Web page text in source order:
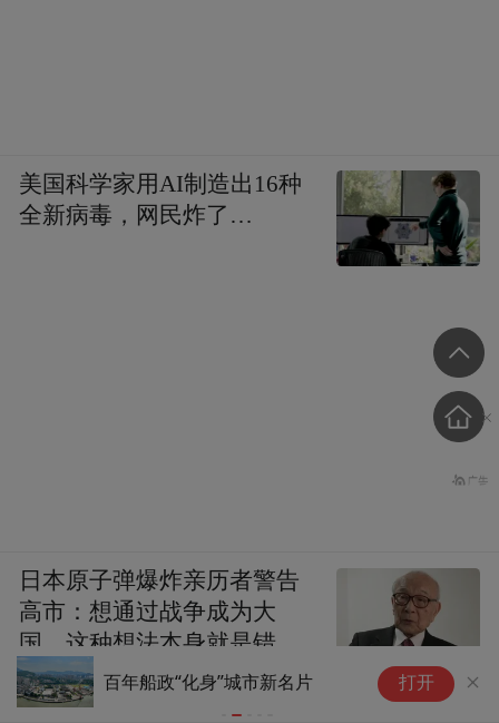
百年船政“化身”城市新名片 打开
美国科学家用AI制造出16种
全新病毒，网民炸了…
日本原子弹爆炸亲历者警告
高市：想通过战争成为大
国，这种想法本身就是错误
的